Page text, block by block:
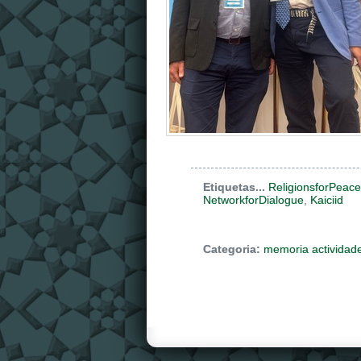
Etiquetas... ReligionsforPeace
NetworkforDialogue Kaiciid
Categoria: memoria